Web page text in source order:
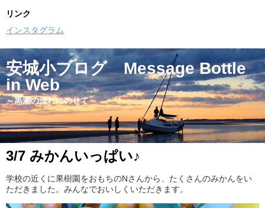
リンク
インスタグラム
安城小ブログ Message Bottle
in Web
～黒潮の流れにのせて～
3/7 みかんいっぱい♪
学校の近くに果樹園をおもちのNさんから、たくさんのみかんをい
ただきました。みんなでおいしくいただきます。